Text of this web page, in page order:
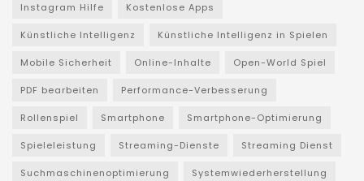
Instagram Hilfe Kostenlose Apps
Künstliche Intelligenz Künstliche Intelligenz in Spielen
Mobile Sicherheit Online-Inhalte Open-World Spiel
PDF bearbeiten Performance-Verbesserung
Rollenspiel Smartphone Smartphone-Optimierung
Spieleleistung Streaming-Dienste Streaming Dienst
Suchmaschinenoptimierung Systemwiederherstellung